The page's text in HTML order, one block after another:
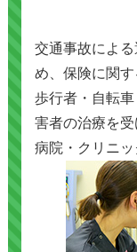
交通事故によ
め、保険に関す
歩行者・自転
害者の治療を受
病院・クリニッ